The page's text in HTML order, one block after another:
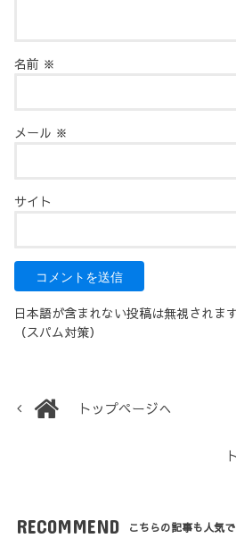
名前 ※
メール ※
サイト
日本語が含まれない投稿は無視されま
（スパム対策）
トップページへ
RECOMMEND こちらの記事も人気で